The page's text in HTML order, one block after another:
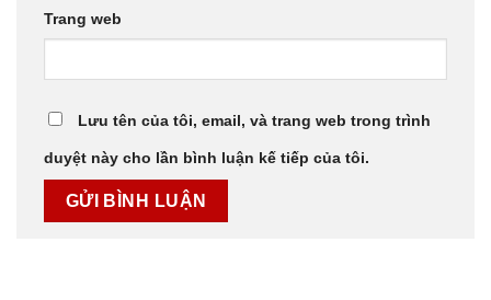
Trang web
Lưu tên của tôi, email, và trang web trong trình
duyệt này cho lần bình luận kế tiếp của tôi.